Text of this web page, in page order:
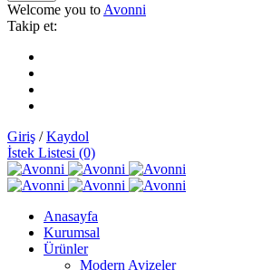
Welcome you to Avonni
Takip et:
Giriş /Kaydol
İstek Listesi (0)
Anasayfa
Kurumsal
Ürünler
Modern Avizeler